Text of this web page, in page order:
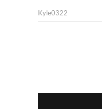
Kyle0322